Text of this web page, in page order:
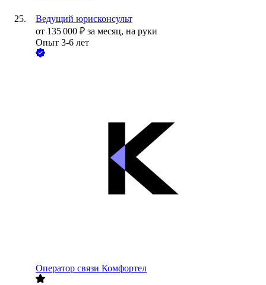
Ведущий юрисконсульт
от 135 000 ₽ за месяц, на руки
Опыт 3-6 лет
Оператор связи Комфортел